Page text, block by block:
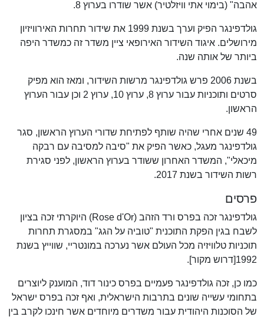
אהבה" (בימוי אתי וויזלטיר) אשר שודרו בערוץ 8.
גולדפינגר הפיק וערך בשנת 1999 את שידור תחרות האירוויזיון
מירושלים. איגוד השידור האירופאי ציין משדר זה כמשדר היפה
ביותר של אותה שנה.
בשנת 2006 פרש גולדפינגר מרשות השידור, ומאז הוא מפיק
סרטים ותוכניות עבור ערוץ 8, ערוץ 10, ערוץ 2 וכן עבור הערוץ
הראשון.
49 שנים אחרי שהיה שותף לפתיחת שדורי הערוץ הראשון, סגר
גולדפינגר מעגל, כאשר הפיק את "סיבה למסיבה עם רבקה
מיכאלי", המשדר האחרון ששודר בערוץ הראשון, לפני סגירת
רשות השידור בשנת 2017.
פרסים
גולדפינגר זכה בפרס ורד הזהב (Rose d'Or) היוקרתי זכה בציון
לשבח בגין הפקת התוכנית "טוביה על הגג" במסגרת תחרות
תוכניות טלוויזיה מכל העולם אשר נערכה במונטריי, שווייץ בשנת
1992[דרוש מקור].
כמו כן, זכה גולדפינגר פעמיים בפרס כינור דוד, המוענק ליוצרים
בתחומי עשייה שונים בתרבות הישראלית, ואף זכה בפרס ישראל
של הסוכנות היהודית עבור משדרים מיוחדים אשר חינכו לקרב בין